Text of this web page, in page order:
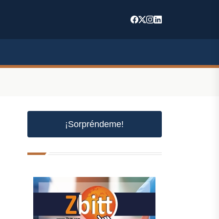
¡Sorpréndeme!